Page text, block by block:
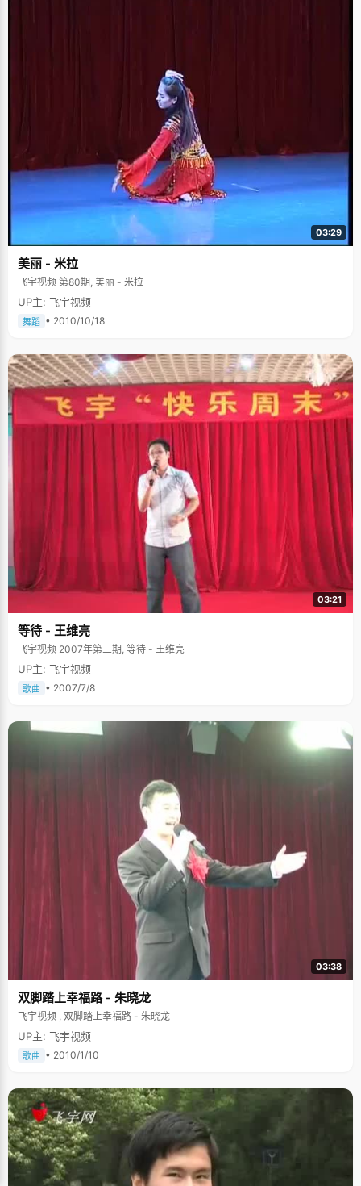
03:29
美丽 - 米拉
飞宇视频 第80期, 美丽 - 米拉
UP主: 飞宇视频
舞蹈 • 2010/10/18
03:21
等待 - 王维亮
飞宇视频 2007年第三期, 等待 - 王维亮
UP主: 飞宇视频
歌曲 • 2007/7/8
03:38
双脚踏上幸福路 - 朱晓龙
飞宇视频 , 双脚踏上幸福路 - 朱晓龙
UP主: 飞宇视频
歌曲 • 2010/1/10